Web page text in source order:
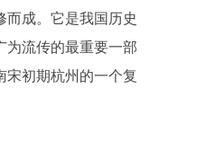
而成。它是我国历史
为流传的最重要一部
宋初期杭州的一个复